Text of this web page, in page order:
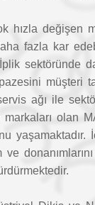
hızla değişen
fazla kar
sektöründe
ağı ile
markaları